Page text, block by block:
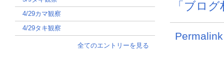
「ブロ
Permalink
4/29カマ観察
4/29タキ観察
全てのエントリーを見る